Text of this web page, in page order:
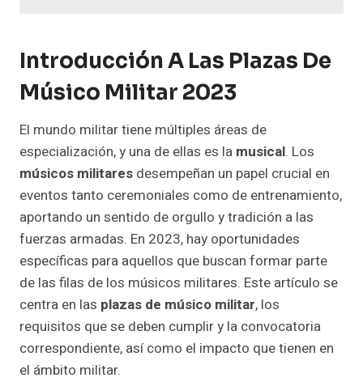
Introducción A Las Plazas De
Músico Militar 2023
El mundo militar tiene múltiples áreas de
especialización, y una de ellas es la musical. Los
músicos militares desempeñan un papel crucial en
eventos tanto ceremoniales como de entrenamiento,
aportando un sentido de orgullo y tradición a las
fuerzas armadas. En 2023, hay oportunidades
específicas para aquellos que buscan formar parte
de las filas de los músicos militares. Este artículo se
centra en las plazas de músico militar, los
requisitos que se deben cumplir y la convocatoria
correspondiente, así como el impacto que tienen en
el ámbito militar.